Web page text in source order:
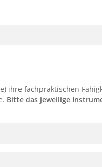
ihre fachpraktischen
Bitte das jeweilige